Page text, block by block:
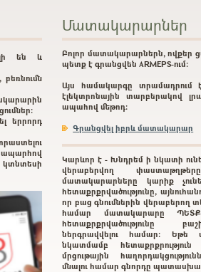
են և
երրորդ
Մատակարարներ
Բոլոր մատակարարներն, ովքեր
պետք է գրանցվեն ARMEPS-ում:
Այս համակարգը տրամադրում
էլեկտրոնային տարբերակով
ապահով մեթոդ:
Գրանցվել իբրև մատակարար
Կարևոր է - Խնդրեմ ի նկատի
վերաբերվող
մատակարարները կարիք
հետաքրքրվածությունը,
որ բաց գնումներին վերաբերող
համար մատակարարը
հետաքրքրվածությունը
ներգրավվելու համար: Եթե
նկատմամբ
մրցութային
մնալու համար գնորդը